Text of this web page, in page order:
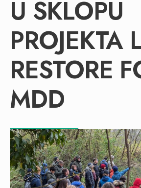
U SKLOPU
PROJEKTA
RESTORE
MDD